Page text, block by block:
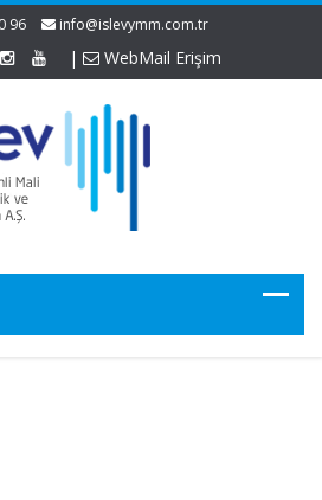
96 info@islevymm.com.tr
| WebMail Erişim